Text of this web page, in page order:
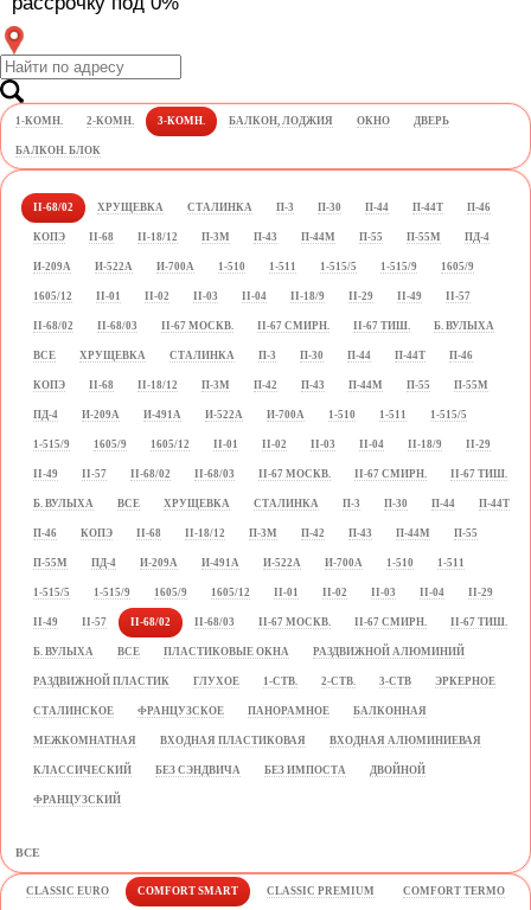
1-КОМН. 2-КОМН. 3-КОМН. БАЛКОН, ЛОДЖИЯ ОКНО ДВЕРЬ
БАЛКОН. БЛОК
II-68/02 ХРУЩЕВКА СТАЛИНКА П-3 П-30 П-44 П-44Т П-46
КОПЭ II-68 II-18/12 П-3М П-43 П-44М П-55 П-55М ПД-4
И-209А И-522А И-700А 1-510 1-511 1-515/5 1-515/9 1605/9
1605/12 II-01 II-02 II-03 II-04 II-18/9 II-29 II-49 II-57
II-68/02 II-68/03 II-67 МОСКВ. II-67 СМИРН. II-67 ТИШ. Б. ВУЛЫХА
ВСЕ ХРУЩЕВКА СТАЛИНКА П-3 П-30 П-44 П-44Т П-46
КОПЭ II-68 II-18/12 П-3М П-42 П-43 П-44М П-55 П-55М
ПД-4 И-209А И-491А И-522А И-700А 1-510 1-511 1-515/5
1-515/9 1605/9 1605/12 II-01 II-02 II-03 II-04 II-18/9 II-29
II-49 II-57 II-68/02 II-68/03 II-67 МОСКВ. II-67 СМИРН. II-67 ТИШ.
Б. ВУЛЫХА ВСЕ ХРУЩЕВКА СТАЛИНКА П-3 П-30 П-44 П-44Т
П-46 КОПЭ II-68 II-18/12 П-3М П-42 П-43 П-44М П-55
П-55М ПД-4 И-209А И-491А И-522А И-700А 1-510 1-511
1-515/5 1-515/9 1605/9 1605/12 II-01 II-02 II-03 II-04 II-29
II-49 II-57 II-68/02 II-68/03 II-67 МОСКВ. II-67 СМИРН. II-67 ТИШ.
Б. ВУЛЫХА ВСЕ ПЛАСТИКОВЫЕ ОКНА РАЗДВИЖНОЙ АЛЮМИНИЙ
РАЗДВИЖНОЙ ПЛАСТИК ГЛУХОЕ 1-СТВ. 2-СТВ. 3-СТВ ЭРКЕРНОЕ
СТАЛИНСКОЕ ФРАНЦУЗСКОЕ ПАНОРАМНОЕ БАЛКОННАЯ
МЕЖКОМНАТНАЯ ВХОДНАЯ ПЛАСТИКОВАЯ ВХОДНАЯ АЛЮМИНИЕВАЯ
КЛАССИЧЕСКИЙ БЕЗ СЭНДВИЧА БЕЗ ИМПОСТА ДВОЙНОЙ
ФРАНЦУЗСКИЙ
ВСЕ
CLASSIC EURO COMFORT SMART CLASSIC PREMIUM COMFORT TERMO